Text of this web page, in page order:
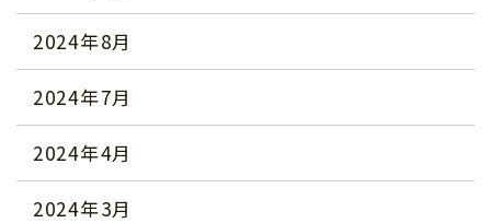
2024年8月
2024年7月
2024年4月
2024年3月